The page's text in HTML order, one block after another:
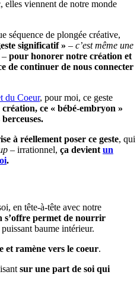
elles viennent de notre monde
séquence de plongée créative,
significatif » – c’est même une
– pour honorer notre création et
de continuer de nous connecter
du Coeur, pour moi, ce geste
ce « bébé-embryon »
à réellement poser ce geste, qui
– irrationnel, ça devientun
.
en tête-à-tête avec notre
s’offre permet de nourrir
baume intérieur.
et ramène vers le coeur.
sur une part de soi qui